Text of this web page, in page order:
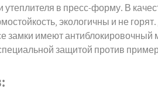
в пресс-форму. В
экологичны и не
имеют антиблокировочный
защитой против